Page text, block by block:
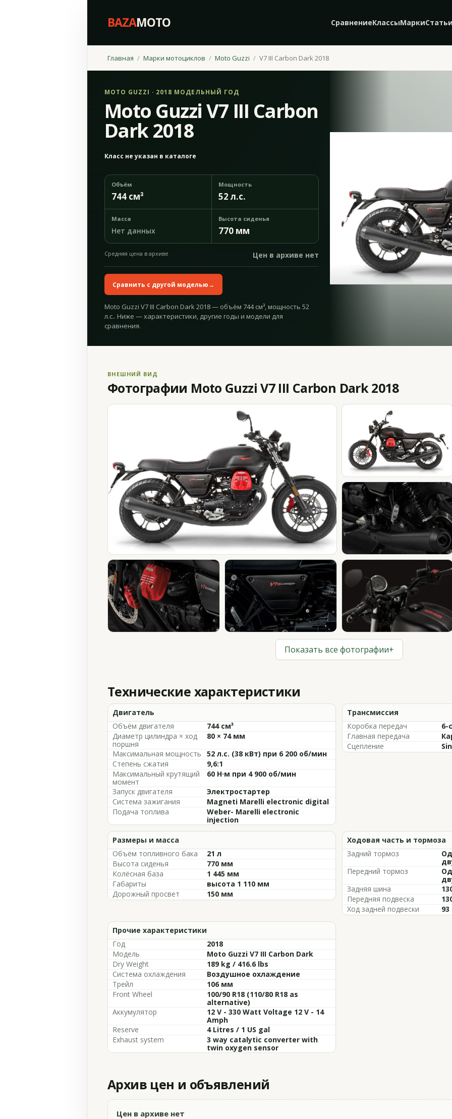
BAZAMOTO СравнениеКлассыМарки
Главная Марки мотоциклов Moto Guzzi V7 III Carbon Dark 2018
MOTO GUZZI · 2018 МОДЕЛЬНЫЙ ГОД
Moto Guzzi V7 III Carbon
Dark 2018
Класс не указан в каталоге
Объём
744 см³
Мощность
52 л.с.
Масса
Нет данных
Высота сиденья
770 мм
Средняя цена в архиве Цен в архиве нет
Сравнить с другой моделью→
Moto Guzzi V7 III Carbon Dark 2018 — объём 744 см³, мощность 52
л.с.. Ниже — характеристики, другие годы и модели для
сравнения.
ВНЕШНИЙ ВИД
Фотографии Moto Guzzi V7 III Carbon Dark 2018
Показать все фотографии+
Технические характеристики
Двигатель
Объём двигателя
744 см³
Диаметр цилиндра × ход
поршня
80 × 74 мм
Максимальная мощность
52 л.с. (38 кВт) при 6 200 об/мин
Степень сжатия
9,6:1
Максимальный крутящий
момент
60 Н·м при 4 900 об/мин
Запуск двигателя
Электростартер
Система зажигания
Magneti Marelli electronic digital
Подача топлива
Weber- Marelli electronic
injection
Трансмиссия
Коробка передач
6-
Главная передача
Сцепление
Размеры и масса
Объём топливного бака
21 л
Высота сиденья
770 мм
Колёсная база
1 445 мм
Габариты
высота 1 110 мм
Дорожный просвет
150 мм
Ходовая часть и тормоза
Задний тормоз
Передний тормоз
Задняя шина
Передняя подвеска
Ход задней подвески
Прочие характеристики
Год
2018
Модель
Moto Guzzi V7 III Carbon Dark
Dry Weight
189 kg / 416.6 lbs
Система охлаждения
Воздушное охлаждение
Трейл
106 мм
Front Wheel
100/90 R18 (110/80 R18 as
alternative)
Аккумулятор
12 V - 330 Watt Voltage 12 V - 14
Amph
Reserve
4 Litres / 1 US gal
Exhaust system
3 way catalytic converter with
twin oxygen sensor
Архив цен и объявлений
Цен в архиве нет